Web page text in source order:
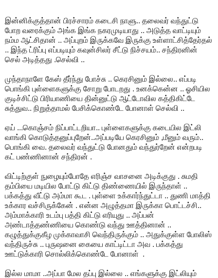
இன்னிக்குத்தான் பிரச்சாரம் கடைசி நாளு.. தலைவர் வந்துட்டு
போற வரைக்கும் அங்க இங்க நகரமுடியாது .. அடுத்த வாட்டியும்
நம்ம ஆட்சிதான் .. அப்புறம் இருக்கவே இருக்கு உள்ளாட்சித்தேர்தல்
.. இந்த ட்ரிப்பு எப்படியும் கவுன்சிலர் சீட்டு நிச்சயம்.. சந்திரனின்
செல் அடித்தது .செல்வி ..
முந்தாநாளே கேஸ் தீர்ந்து போச்சு .. கெரசினும் இல்லை.. எப்படி
பொங்கி புள்ளைகளுக்கு சோறு போடறது . உனக்கென்ன .. ஓசியில
குடிச்சிட்டு பிரியாணியை தின்னுட்டு ஆட்டோவில கத்திகிட்டே
சுத்துவ.. நிறுத்தாமல் பேசிக்கொண்டே போனாள் செல்வி ..
ஏய் ...கொஞ்சம் நிப்பாட்டறியா.. புள்ளைகளுக்கு கடையில இட்லி
வாங்கி கொடுத்தனுப்புறேன்..அப்படியே கெரசினும் ,மீனும் வரும்..
பொங்கி வை. தலைவர் வந்துட்டு போனதும் வந்துர்றேன் என்றபடி
கட் பண்ணினான் சந்திரன் .
விட்டிற்குள் நுழையும்போதே எரிஞ்ச வாசனை அடிக்குது . சுமதி
தம்பியை மடியில போட்டு கிட்டு திண்ணையில் இருந்தாள் ..
பக்கத்து வீட்டு அம்மா கூட . புள்ளை உக்கார்ந்துட்டா .. துணி மாத்தி
உக்கார வச்சிருக்கேன் . என்ன அழுத்தமா இருக்கா பொட்டச்சி..
அம்மாக்காரி உடம்பு பத்தி கிட்டு எரியுது .. அப்பன்
அண்டாத்தண்ணியை கொண்டு வந்து ஊத்தினான் ..
கழுத்துக்குகீழ முக்காவாசி வெந்திருக்கும் .. அதுக்குள்ள போலிஸ்
வந்திருச்சு .. புருஷனை கையை காட்டிட்டா அவ . பக்கத்து
ஊட்டுக்காரி சொல்லிக்கொண்டே போனாள் .
இல்ல மாமா ..அப்பா மேல தப்பு இல்லை .. எங்களுக்கு இட்லியும்